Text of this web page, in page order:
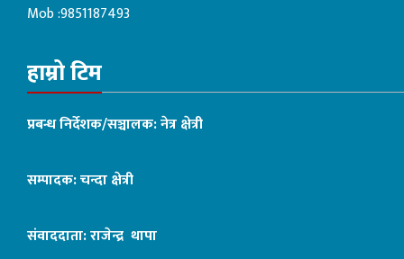
Mob :9851187493
हाम्रो टिम
प्रबन्ध निर्देशक/सञ्चालक: नेत्र क्षेत्री
सम्पादक: चन्दा क्षेत्री
संवाददाता: राजेन्द्र थापा